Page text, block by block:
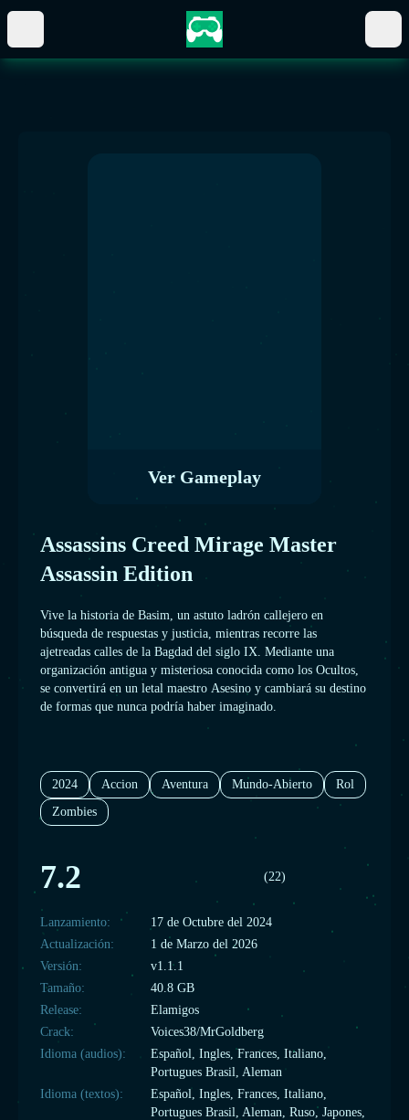
Ver Gameplay
Assassins Creed Mirage Master
Assassin Edition
Vive la historia de Basim, un astuto ladrón callejero en
búsqueda de respuestas y justicia, mientras recorre las
ajetreadas calles de la Bagdad del siglo IX. Mediante una
organización antigua y misteriosa conocida como los Ocultos,
se convertirá en un letal maestro Asesino y cambiará su destino
de formas que nunca podría haber imaginado.
2024 Accion Aventura Mundo-Abierto
Rol
Zombies
7.2 (22)
Lanzamiento:
17 de Octubre del 2024
Actualización:
1 de Marzo del 2026
Versión:
v1.1.1
Tamaño:
40.8 GB
Release:
Elamigos
Crack:
Voices38/MrGoldberg
Idioma (audios):
Español, Ingles, Frances, Italiano,
Portugues Brasil, Aleman
Idioma (textos):
Español, Ingles, Frances, Italiano,
Portugues Brasil, Aleman, Ruso, Japones,